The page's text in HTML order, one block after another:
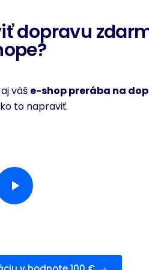
dopravu
váš e-shop prerába na
to napraviť.